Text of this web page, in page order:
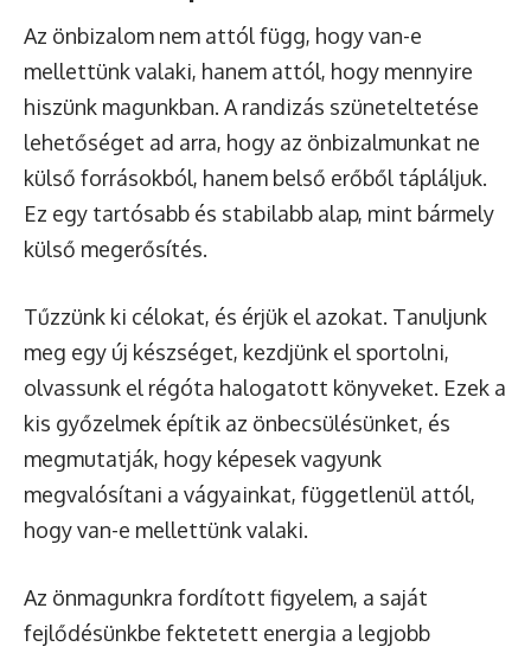
Az önbizalom nem attól függ, hogy van-e
mellettünk valaki, hanem attól, hogy mennyire
hiszünk magunkban. A randizás szüneteltetése
lehetőséget ad arra, hogy az önbizalmunkat ne
külső forrásokból, hanem belső erőből tápláljuk.
Ez egy tartósabb és stabilabb alap, mint bármely
külső megerősítés.
Tűzzünk ki célokat, és érjük el azokat. Tanuljunk
meg egy új készséget, kezdjünk el sportolni,
olvassunk el régóta halogatott könyveket. Ezek a
kis győzelmek építik az önbecsülésünket, és
megmutatják, hogy képesek vagyunk
megvalósítani a vágyainkat, függetlenül attól,
hogy van-e mellettünk valaki.
Az önmagunkra fordított figyelem, a saját
fejlődésünkbe fektetett energia a legjobb